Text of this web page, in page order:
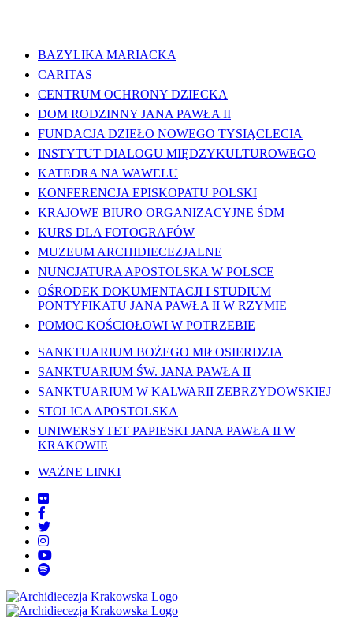
BAZYLIKA MARIACKA
CARITAS
CENTRUM OCHRONY DZIECKA
DOM RODZINNY JANA PAWŁA II
FUNDACJA DZIEŁO NOWEGO TYSIĄCLECIA
INSTYTUT DIALOGU MIĘDZYKULTUROWEGO
KATEDRA NA WAWELU
KONFERENCJA EPISKOPATU POLSKI
KRAJOWE BIURO ORGANIZACYJNE ŚDM
KURS DLA FOTOGRAFÓW
MUZEUM ARCHIDIECEZJALNE
NUNCJATURA APOSTOLSKA W POLSCE
OŚRODEK DOKUMENTACJI I STUDIUM
PONTYFIKATU JANA PAWŁA II W RZYMIE
POMOC KOŚCIOŁOWI W POTRZEBIE
SANKTUARIUM BOŻEGO MIŁOSIERDZIA
SANKTUARIUM ŚW. JANA PAWŁA II
SANKTUARIUM W KALWARII ZEBRZYDOWSKIEJ
STOLICA APOSTOLSKA
UNIWERSYTET PAPIESKI JANA PAWŁA II W
KRAKOWIE
WAŻNE LINKI